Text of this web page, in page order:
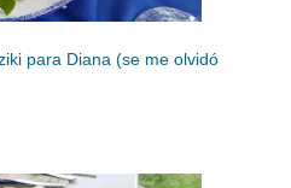
para Diana (se me olvidó